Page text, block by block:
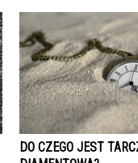
DO CZEGO JEST